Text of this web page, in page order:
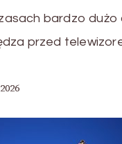
bardzo dużo
przed